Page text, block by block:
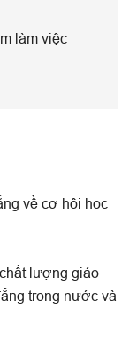
làm việc
về cơ hội học
lượng giáo
trong nước và